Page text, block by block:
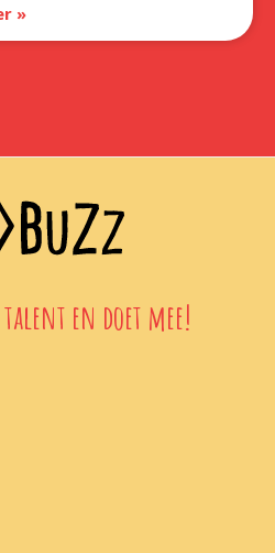
»
en doet mee!